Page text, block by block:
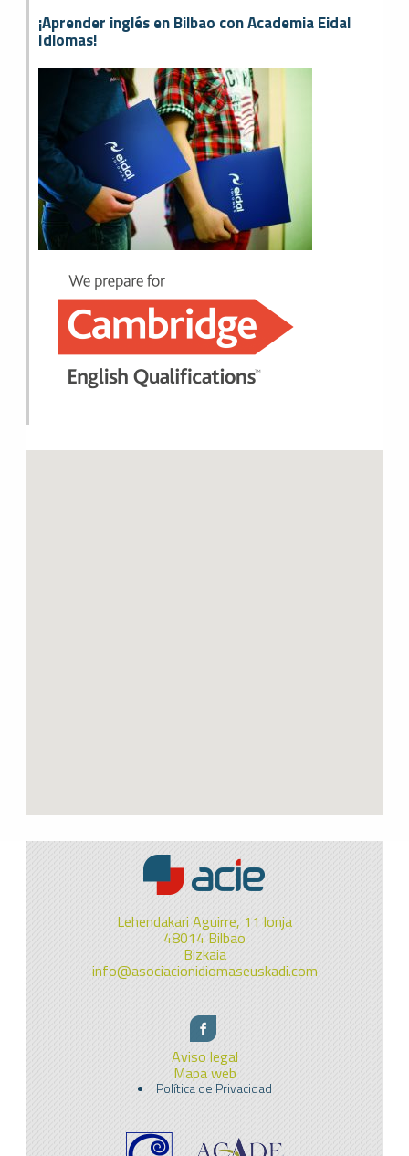
¡Aprender inglés en Bilbao con Academia Eidal
Idiomas!
Lehendakari Aguirre, 11 lonja
48014 Bilbao
Bizkaia
info@asociacionidiomaseuskadi.com
Aviso legal
Mapa web
Política de Privacidad